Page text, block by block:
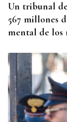
Un tribunal
567 millones
mental de los